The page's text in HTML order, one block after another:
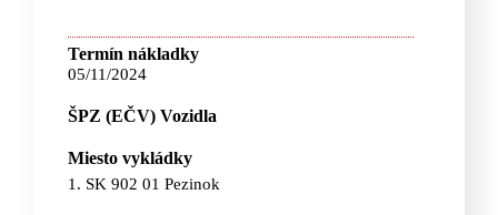
Termín nákladky
05/11/2024
ŠPZ (EČV) Vozidla
Miesto vykládky
1. SK 902 01 Pezinok